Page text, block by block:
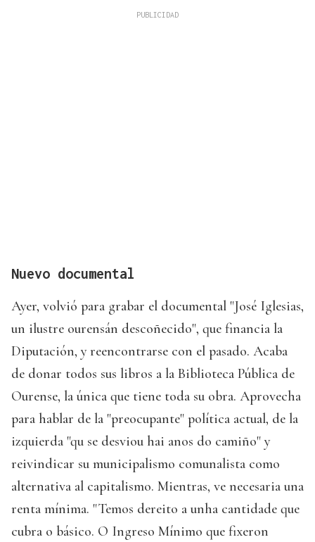
Nuevo documental
Ayer, volvió para grabar el documental "José Iglesias,
un ilustre ourensán descoñecido", que financia la
Diputación, y reencontrarse con el pasado. Acaba
de donar todos sus libros a la Biblioteca Pública de
Ourense, la única que tiene toda su obra. Aprovecha
para hablar de la "preocupante" política actual, de la
izquierda "qu se desviou hai anos do camiño" y
reivindicar su municipalismo comunalista como
alternativa al capitalismo. Mientras, ve necesaria una
renta mínima. "Temos dereito a unha cantidade que
cubra o básico. O Ingreso Mínimo que fixeron